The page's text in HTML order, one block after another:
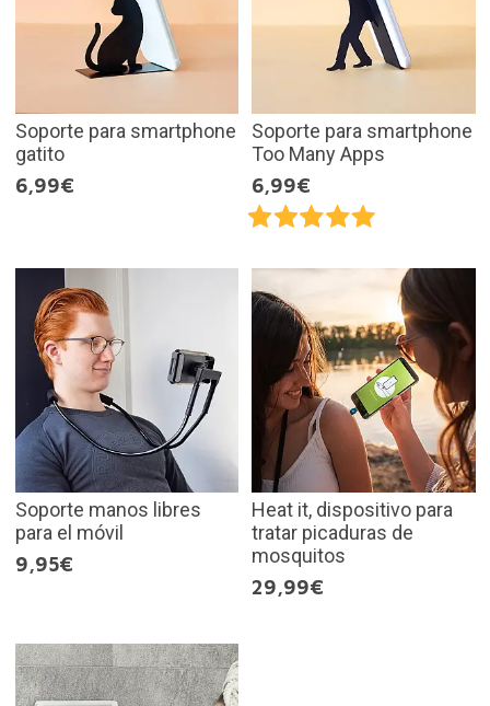
Soporte para smartphone
gatito
6,99€
Soporte para smartphone
Too Many Apps
6,99€
Soporte manos libres
para el móvil
9,95€
Heat it, dispositivo para
tratar picaduras de
mosquitos
29,99€